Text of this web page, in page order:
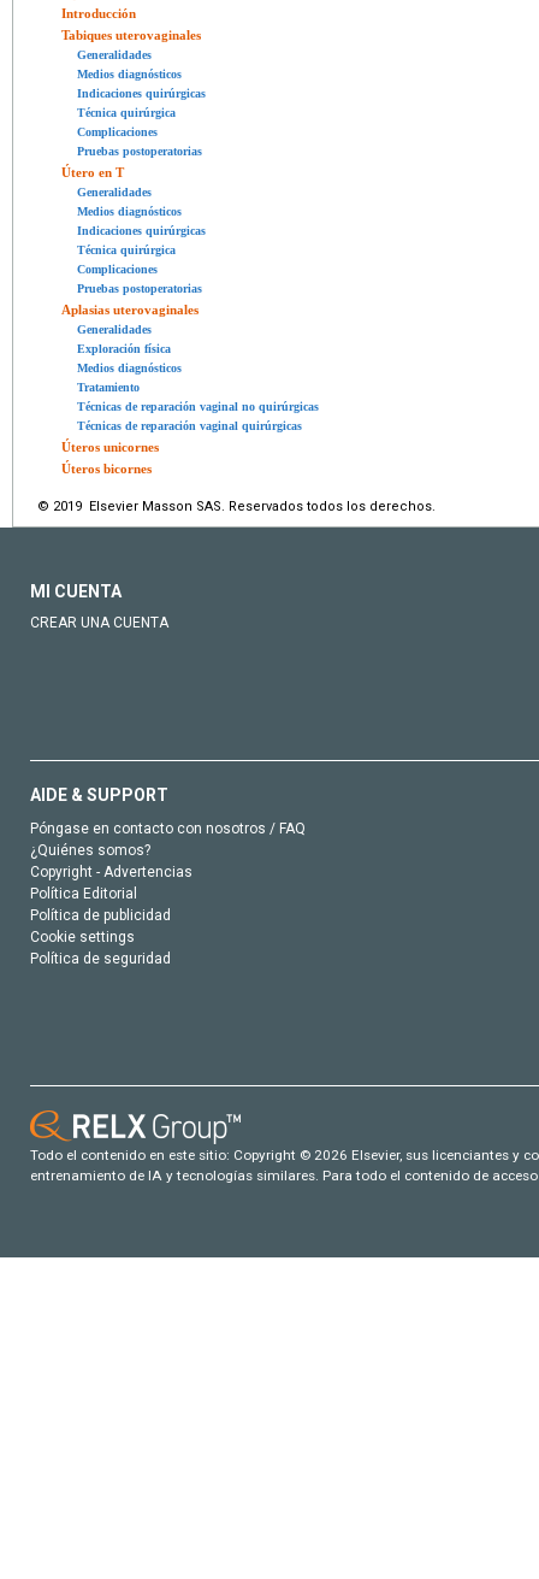
Introducción
Tabiques uterovaginales
Generalidades
Medios diagnósticos
Indicaciones quirúrgicas
Técnica quirúrgica
Complicaciones
Pruebas postoperatorias
Útero en T
Generalidades
Medios diagnósticos
Indicaciones quirúrgicas
Técnica quirúrgica
Complicaciones
Pruebas postoperatorias
Aplasias uterovaginales
Generalidades
Exploración física
Medios diagnósticos
Tratamiento
Técnicas de reparación vaginal no quirúrgicas
Técnicas de reparación vaginal quirúrgicas
Úteros unicornes
Úteros bicornes
© 2019 Elsevier Masson SAS. Reservados todos los derechos.
MI CUENTA
CREAR UNA CUENTA
AIDE & SUPPORT
Póngase en contacto con nosotros / FAQ
¿Quiénes somos?
Copyright - Advertencias
Política Editorial
Política de publicidad
Cookie settings
Política de seguridad
Todo el contenido en este sitio: Copyright © 2026 Elsevier, sus licenciantes y
entrenamiento de IA y tecnologías similares. Para todo el contenido de